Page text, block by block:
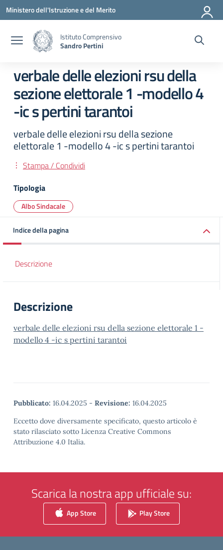
Vai ai contenuti
Vai al menu di navigazione
Vai al footer
Ministero dell'Istruzione e del Merito
Istituto Comprensivo
Sandro Pertini
verbale delle elezioni rsu della
sezione elettorale 1 -modello 4
-ic s pertini tarantoi
verbale delle elezioni rsu della sezione
elettorale 1 -modello 4 -ic s pertini tarantoi
Stampa / Condividi
Tipologia
Albo Sindacale
Indice della pagina
Descrizione
Descrizione
verbale delle elezioni rsu della sezione elettorale 1 -
modello 4 -ic s pertini tarantoi
Pubblicato: 16.04.2025 - Revisione: 16.04.2025
Eccetto dove diversamente specificato, questo articolo è
stato rilasciato sotto Licenza Creative Commons
Attribuzione 4.0 Italia.
Scarica la nostra app ufficiale su:
App Store Play Store